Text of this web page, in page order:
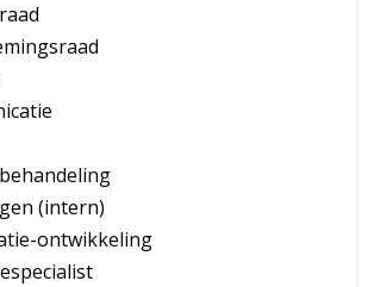
(intern)
ontwikkeling